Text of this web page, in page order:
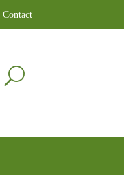
Contact